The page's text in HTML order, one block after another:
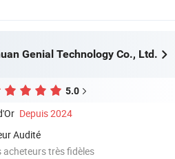
Genial Technology Co., Ltd.
5.0
Depuis 2024
Audité
acheteurs très fidèles